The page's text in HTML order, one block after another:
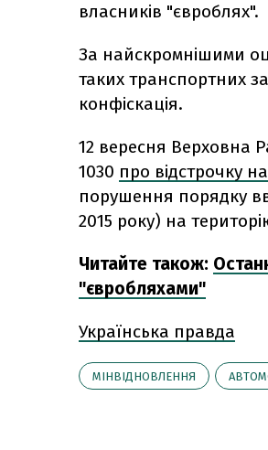
власників "євроблях".
За найскромнішими
таких транспортних
конфіскація.
12 вересня Верховна
1030 про відстрочку
порушення порядку
2015 року) на
Читайте також:
"євробляхами"
Українська правда
МІНВІДНОВЛЕННЯ